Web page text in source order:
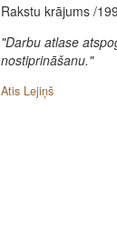
Rakstu krājums /
"Darbu atlase
nostiprināšanu."
Atis Lejiņš